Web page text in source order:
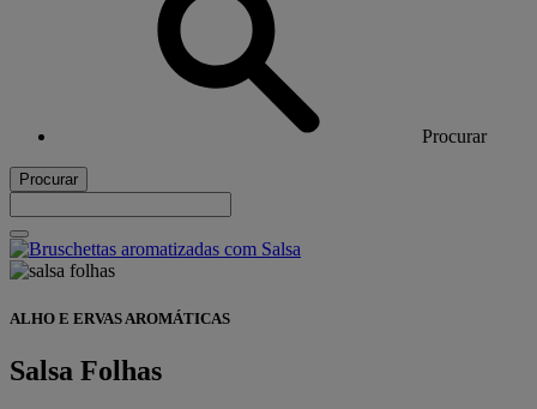
Procurar
Procurar
ALHO E ERVAS AROMÁTICAS
Salsa Folhas